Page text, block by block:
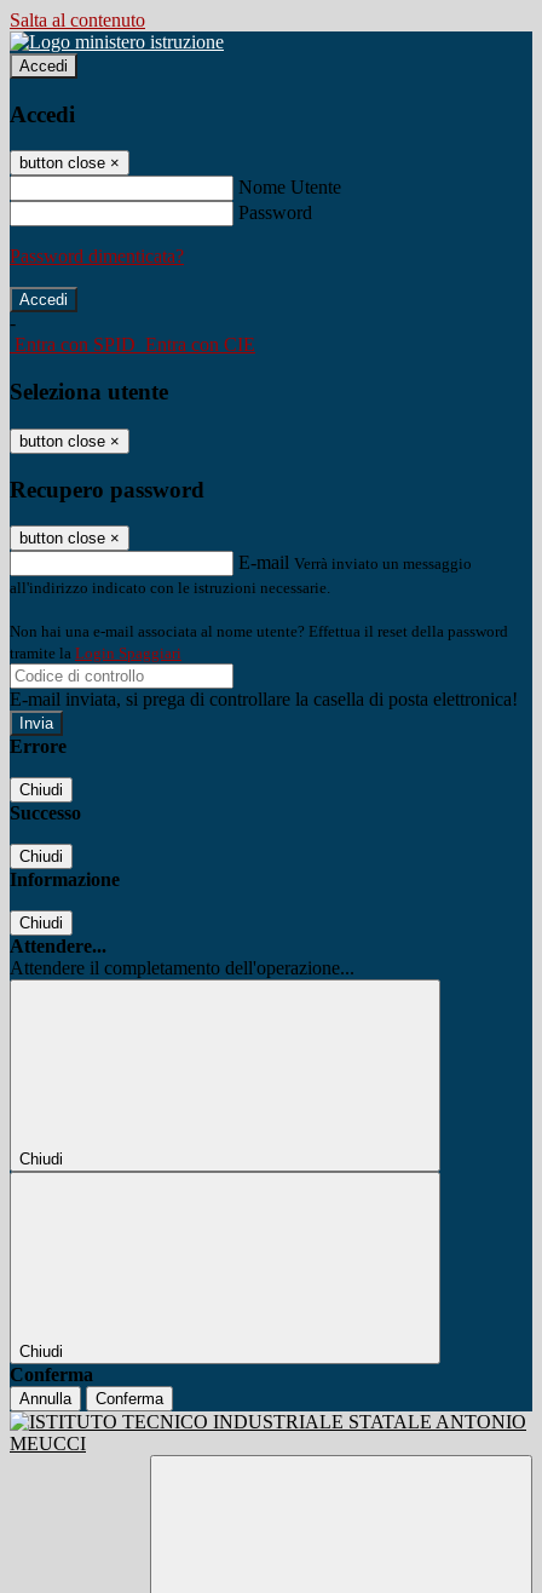
Salta al contenuto
Accedi
Accedi
button close ×
Nome Utente
Password
Password dimenticata?
-
Entra con SPID Entra con CIE
Seleziona utente
button close ×
Recupero password
button close ×
E-mail Verrà inviato un messaggio
all'indirizzo indicato con le istruzioni necessarie.
Non hai una e-mail associata al nome utente? Effettua il reset della password
tramite la Login Spaggiari
E-mail inviata, si prega di controllare la casella di posta elettronica!
Errore
Chiudi
Successo
Chiudi
Informazione
Chiudi
Attendere...
Attendere il completamento dell'operazione...
Chiudi
Chiudi
Conferma
Annulla Conferma